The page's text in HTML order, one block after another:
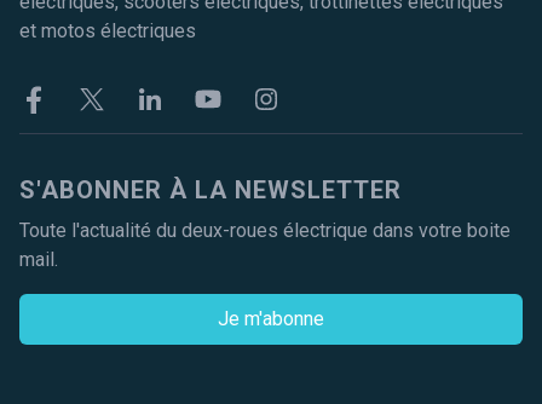
et motos électriques
FacebookTwitter LinkekinYoutubeInstagram
S'ABONNER À LA NEWSLETTER
Toute l'actualité du deux-roues électrique dans votre boite
mail.
Je m'abonne